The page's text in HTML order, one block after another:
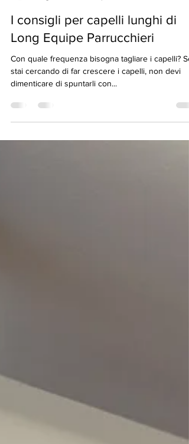
longequipe
25 gen 2023
Tempo di lettura: 1 min
Long Equipe Parrucchieri
Con quale frequenza bisogna tagliare i capelli? Se
stai cercando di far crescere i capelli, non devi